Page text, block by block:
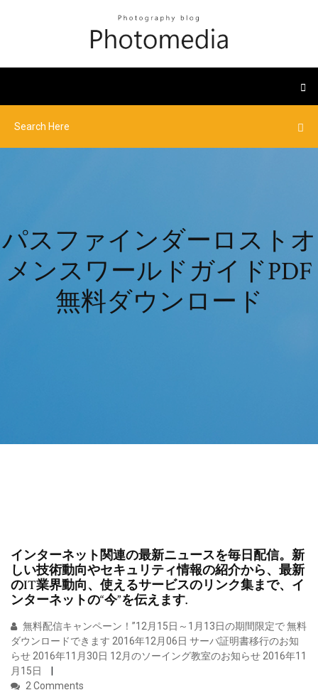
パスファインダーロストオ
メンスワールドガイドPDF
無料ダウンロード
インターネット関連の最新ニュースを毎日配信。新
しい技術動向やセキュリティ情報の紹介から、最新
のIT業界動向、使えるサービスのリンク集まで、イ
ンターネットの“今”を伝えます.
無料配信キャンペーン！”12月15日～1月13日の期間限定で 無料
ダウンロードできます 2016年12月06日 サーバ証明書移行のお知
らせ 2016年11月30日 12月のソーイング教室のお知らせ 2016年11
月15日
2 Comments